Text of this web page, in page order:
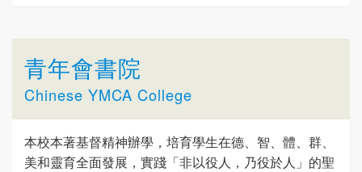
青年會書院
Chinese YMCA College
本校本著基督精神辦學，培育學生在德、智、體、群、
美和靈育全面發展，實踐「非以役人，乃役於人」的聖